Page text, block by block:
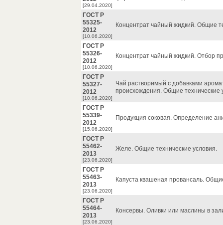
[29.04.2020]
ГОСТ Р
55325-
2012
[10.06.2020]
Концентрат чайный жидкий. Общие
ГОСТ Р
55326-
2012
[10.06.2020]
Концентрат чайный жидкий. Отбор
ГОСТ Р
55327-
2012
[10.06.2020]
Чай растворимый с добавками
происхождения. Общие технические
ГОСТ Р
55339-
2012
[15.06.2020]
Продукция соковая. Определение
ГОСТ Р
55462-
2013
[23.06.2020]
Желе. Общие технические условия.
ГОСТ Р
55463-
2013
[23.06.2020]
Капуста квашеная провансаль.
ГОСТ Р
55464-
2013
[23.06.2020]
Консервы. Оливки или маслины в